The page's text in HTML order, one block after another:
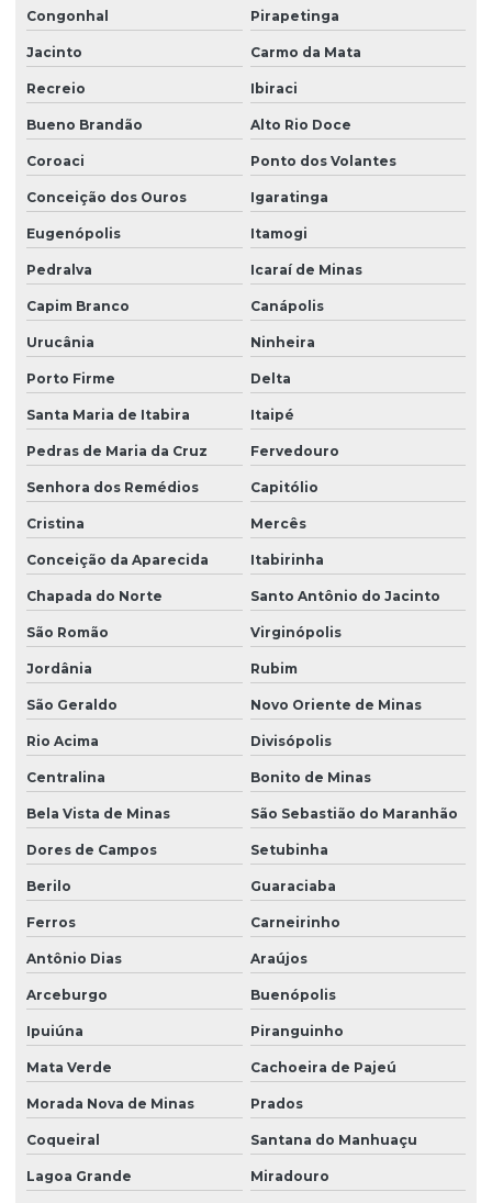
Congonhal Pirapetinga
Jacinto Carmo da Mata
Recreio Ibiraci
Bueno Brandão Alto Rio Doce
Coroaci Ponto dos Volantes
Conceição dos Ouros Igaratinga
Eugenópolis Itamogi
Pedralva Icaraí de Minas
Capim Branco Canápolis
Urucânia Ninheira
Porto Firme Delta
Santa Maria de Itabira Itaipé
Pedras de Maria da Cruz Fervedouro
Senhora dos Remédios Capitólio
Cristina Mercês
Conceição da Aparecida Itabirinha
Chapada do Norte Santo Antônio do Jacinto
São Romão Virginópolis
Jordânia Rubim
São Geraldo Novo Oriente de Minas
Rio Acima Divisópolis
Centralina Bonito de Minas
Bela Vista de Minas São Sebastião do Maranhão
Dores de Campos Setubinha
Berilo Guaraciaba
Ferros Carneirinho
Antônio Dias Araújos
Arceburgo Buenópolis
Ipuiúna Piranguinho
Mata Verde Cachoeira de Pajeú
Morada Nova de Minas Prados
Coqueiral Santana do Manhuaçu
Lagoa Grande Miradouro